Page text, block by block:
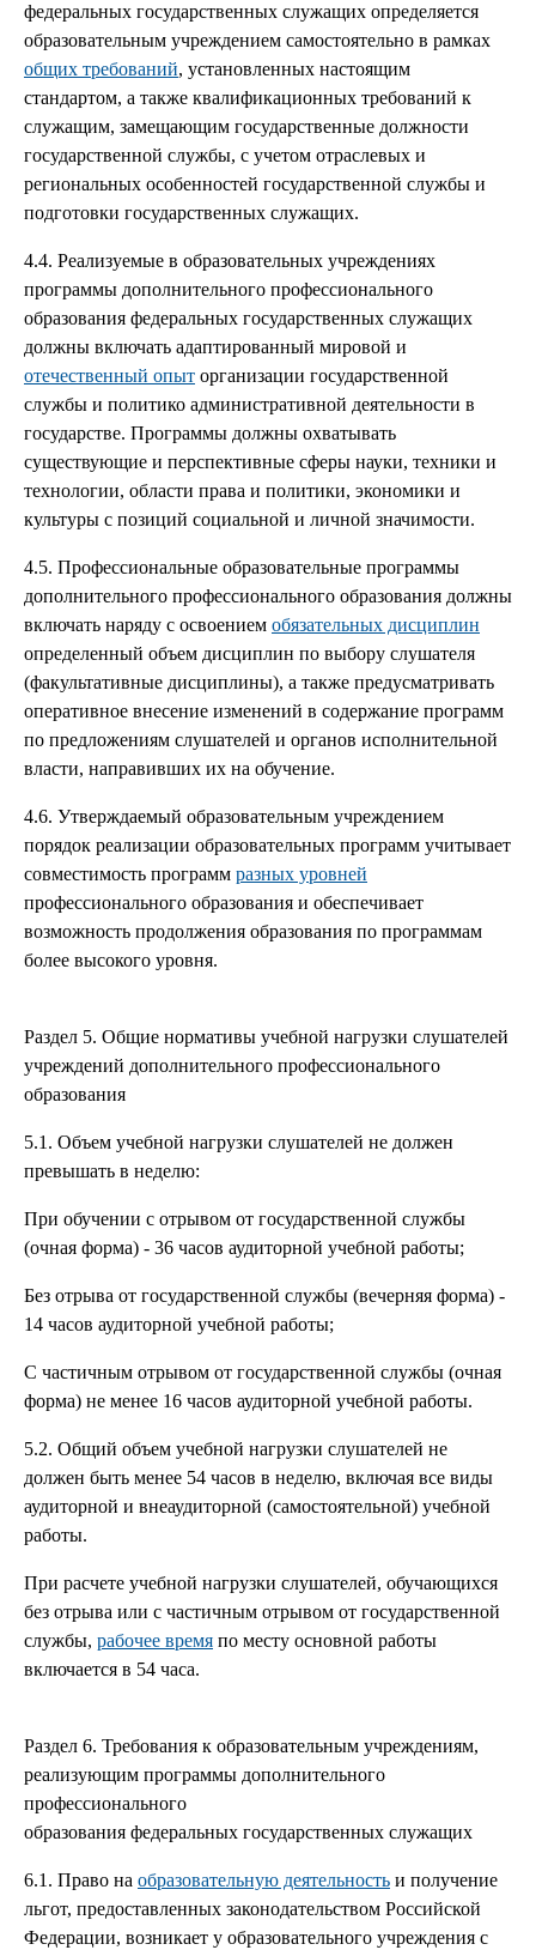
федеральных государственных служащих определяется
образовательным учреждением самостоятельно в рамках
общих требований, установленных настоящим
стандартом, а также квалификационных требований к
служащим, замещающим государственные должности
государственной службы, с учетом отраслевых и
региональных особенностей государственной службы и
подготовки государственных служащих.
4.4. Реализуемые в образовательных учреждениях
программы дополнительного профессионального
образования федеральных государственных служащих
должны включать адаптированный мировой и
отечественный опыт организации государственной
службы и политико административной деятельности в
государстве. Программы должны охватывать
существующие и перспективные сферы науки, техники и
технологии, области права и политики, экономики и
культуры с позиций социальной и личной значимости.
4.5. Профессиональные образовательные программы
дополнительного профессионального образования должны
включать наряду с освоением обязательных дисциплин
определенный объем дисциплин по выбору слушателя
(факультативные дисциплины), а также предусматривать
оперативное внесение изменений в содержание программ
по предложениям слушателей и органов исполнительной
власти, направивших их на обучение.
4.6. Утверждаемый образовательным учреждением
порядок реализации образовательных программ учитывает
совместимость программ разных уровней
профессионального образования и обеспечивает
возможность продолжения образования по программам
более высокого уровня.
Раздел 5. Общие нормативы учебной нагрузки слушателей
учреждений дополнительного профессионального
образования
5.1. Объем учебной нагрузки слушателей не должен
превышать в неделю:
При обучении с отрывом от государственной службы
(очная форма) - 36 часов аудиторной учебной работы;
Без отрыва от государственной службы (вечерняя форма) -
14 часов аудиторной учебной работы;
С частичным отрывом от государственной службы (очная
форма) не менее 16 часов аудиторной учебной работы.
5.2. Общий объем учебной нагрузки слушателей не
должен быть менее 54 часов в неделю, включая все виды
аудиторной и внеаудиторной (самостоятельной) учебной
работы.
При расчете учебной нагрузки слушателей, обучающихся
без отрыва или с частичным отрывом от государственной
службы, рабочее время по месту основной работы
включается в 54 часа.
Раздел 6. Требования к образовательным учреждениям,
реализующим программы дополнительного
профессионального
образования федеральных государственных служащих
6.1. Право на образовательную деятельность и получение
льгот, предоставленных законодательством Российской
Федерации, возникает у образовательного учреждения с